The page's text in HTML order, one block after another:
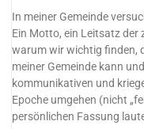
In meiner Gemeinde
Ein Motto, ein Leitsatz
warum wir wichtig finden,
meiner Gemeinde kann
kommunikativen und
Epoche umgehen (nicht
persönlichen Fassung